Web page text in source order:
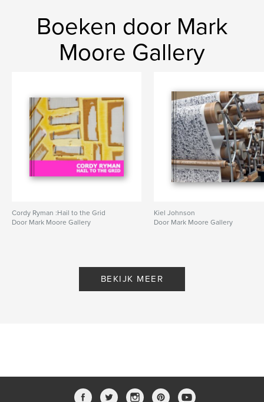
Boeken door Mark
Moore Gallery
Cordy Ryman :Hail to the Grid
Door Mark Moore Gallery
Kiel Johnson
Door Mark Moore Gallery
BEKIJK MEER